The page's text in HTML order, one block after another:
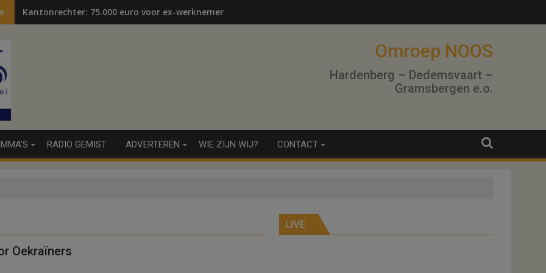
Kantonrechter: 75.000 euro voor ex-werknemers
Omroep NOOS
Hardenberg – Dedemsvaart –
Gramsbergen e.o.
RADIO GEMIST ADVERTEREN WIE ZIJN WIJ? CONTACT
Oekraïners
LIVE